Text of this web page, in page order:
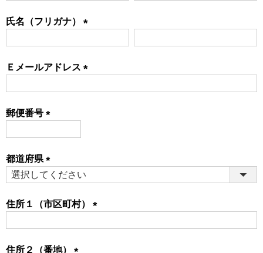
氏名（フリガナ）
Ｅメールアドレス
郵便番号
都道府県
(必
住所１（市区町村）
住所２（番地）